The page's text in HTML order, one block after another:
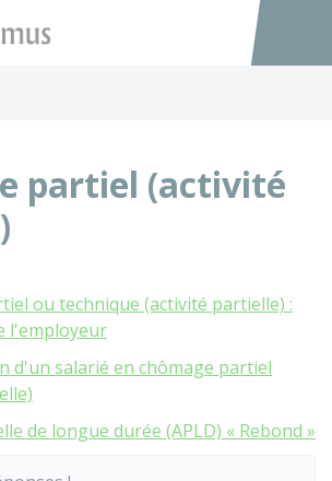
Accéder
partiel (activité
ou technique (activité partielle) :
l'employeur
d'un salarié en chômage partiel
de longue durée (APLD) « Rebond »